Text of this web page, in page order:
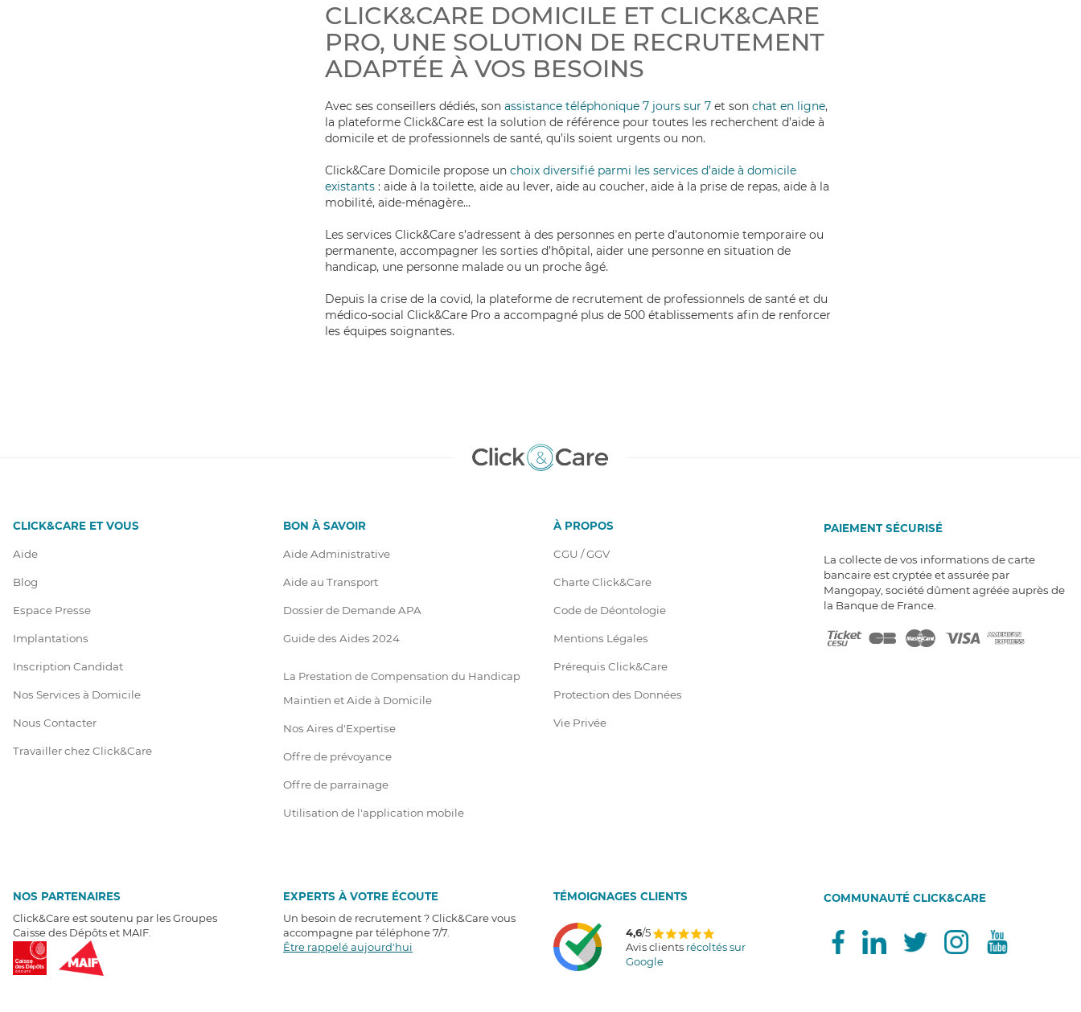
CLICK&CARE DOMICILE ET CLICK&CARE
PRO, UNE SOLUTION DE RECRUTEMENT
ADAPTÉE À VOS BESOINS
Avec ses conseillers dédiés, son assistance téléphonique 7 jours sur 7 et son chat en ligne,
la plateforme Click&Care est la solution de référence pour toutes les recherchent d’aide à
domicile et de professionnels de santé, qu’ils soient urgents ou non.
Click&Care Domicile propose un choix diversifié parmi les services d’aide à domicile
existants : aide à la toilette, aide au lever, aide au coucher, aide à la prise de repas, aide à la
mobilité, aide-ménagère...
Les services Click&Care s’adressent à des personnes en perte d’autonomie temporaire ou
permanente, accompagner les sorties d’hôpital, aider une personne en situation de
handicap, une personne malade ou un proche âgé.
Depuis la crise de la covid, la plateforme de recrutement de professionnels de santé et du
médico-social Click&Care Pro a accompagné plus de 500 établissements afin de renforcer
les équipes soignantes.
CLICK&CARE ET VOUS
Aide
Blog
Espace Presse
Implantations
Inscription Candidat
Nos Services à Domicile
Nous Contacter
Travailler chez Click&Care
BON À SAVOIR
Aide Administrative
Aide au Transport
Dossier de Demande APA
Guide des Aides 2024
La Prestation de Compensation du Handicap
Maintien et Aide à Domicile
Nos Aires d'Expertise
Offre de prévoyance
Offre de parrainage
Utilisation de l'application mobile
À PROPOS
CGU / GGV
Charte Click&Care
Code de Déontologie
Mentions Légales
Prérequis Click&Care
Protection des Données
Vie Privée
PAIEMENT SÉCURISÉ
La collecte de vos informations de carte
bancaire est cryptée et assurée par
Mangopay, société dûment agréée auprès de
la Banque de France.
NOS PARTENAIRES
Click&Care est soutenu par les Groupes
Caisse des Dépôts et MAIF.
EXPERTS À VOTRE ÉCOUTE
Un besoin de recrutement ? Click&Care vous
accompagne par téléphone 7/7
Être rappelé aujourd'hui
TÉMOIGNAGES CLIENTS
4,6/5
Avis clients récoltés sur
Google
COMMUNAUTÉ CLICK&CARE